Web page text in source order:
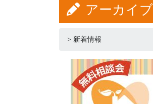
アーカイブ
> 新着情報